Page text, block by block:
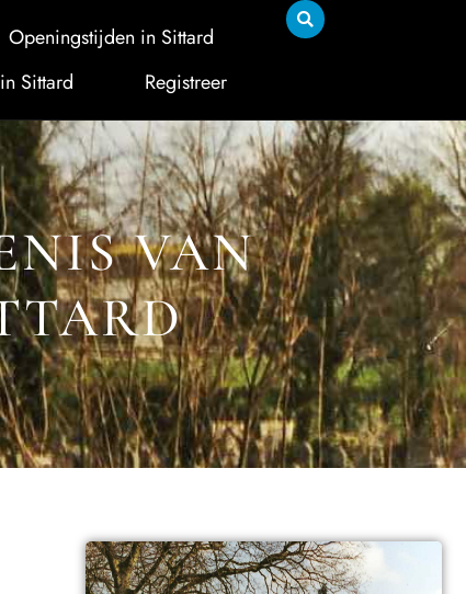
Openingstijden in Sittard
Sittard
Registreer
VAN